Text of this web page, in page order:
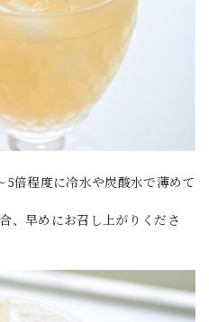
倍程度に冷水や炭酸水で薄めて
、早めにお召し上がりくださ